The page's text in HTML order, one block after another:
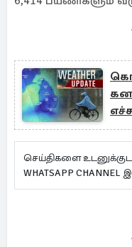
செய்திகளை
WHATSAPP